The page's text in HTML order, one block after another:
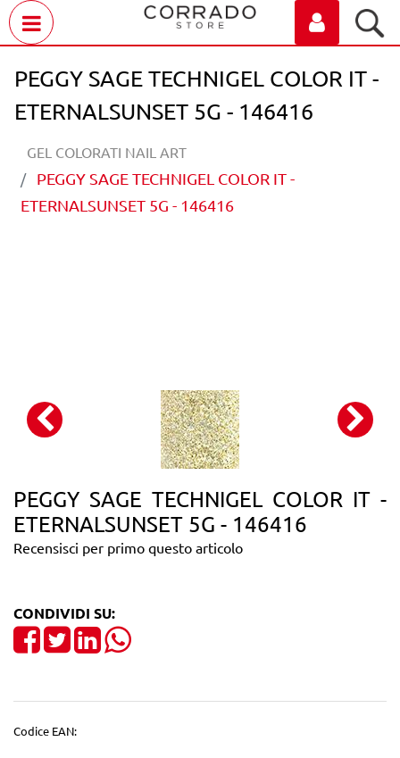
PEGGY SAGE TECHNIGEL COLOR IT -
ETERNALSUNSET 5G - 146416
GEL COLORATI NAIL ART
PEGGY SAGE TECHNIGEL COLOR IT -
ETERNALSUNSET 5G - 146416
PEGGY SAGE TECHNIGEL COLOR IT -
ETERNALSUNSET 5G - 146416
Recensisci per primo questo articolo
CONDIVIDI SU:
Share on Facebook
TweetShare on LinkedIn
Codice EAN: